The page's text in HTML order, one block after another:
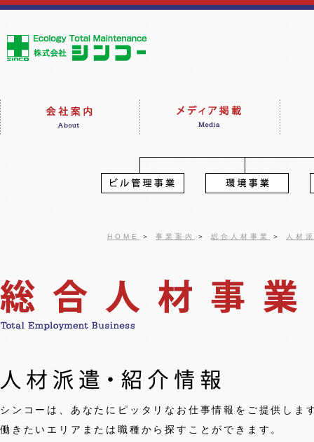
HOME ＞ 事業案内 ＞ 総合人材事業 ＞ 人材
シンコーは、あなたにピッタリなお仕事情報をご提供しま
働きたいエリアまたは職種から探すことができます。